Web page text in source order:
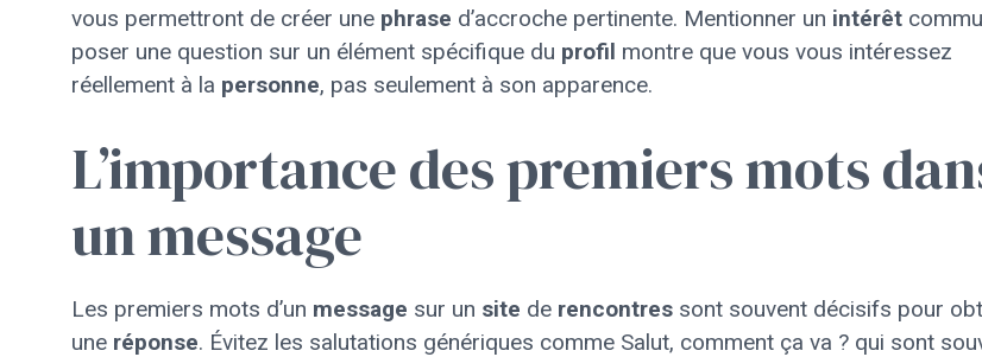
vous permettront de créer une phrase d’accroche pertinente. Mentionner un intérêt
poser une question sur un élément spécifique du profil montre que vous vous intéressez
réellement à la personne, pas seulement à son apparence.
L’importance des premiers mots
un message
Les premiers mots d’un message sur un site de rencontres sont souvent décisifs pour
une réponse. Évitez les salutations génériques comme Salut, comment ça va ? qui sont